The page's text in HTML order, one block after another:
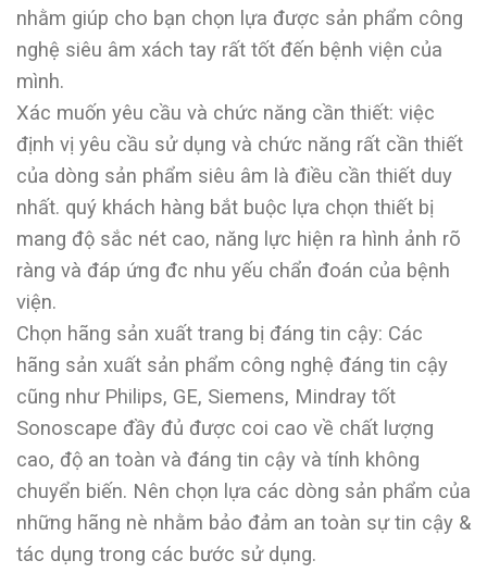
nhằm giúp cho bạn chọn lựa được sản phẩm công
nghệ siêu âm xách tay rất tốt đến bệnh viện của
mình.
Xác muốn yêu cầu và chức năng cần thiết: việc
định vị yêu cầu sử dụng và chức năng rất cần thiết
của dòng sản phẩm siêu âm là điều cần thiết duy
nhất. quý khách hàng bắt buộc lựa chọn thiết bị
mang độ sắc nét cao, năng lực hiện ra hình ảnh rõ
ràng và đáp ứng đc nhu yếu chẩn đoán của bệnh
viện.
Chọn hãng sản xuất trang bị đáng tin cậy: Các
hãng sản xuất sản phẩm công nghệ đáng tin cậy
cũng như Philips, GE, Siemens, Mindray tốt
Sonoscape đầy đủ được coi cao về chất lượng
cao, độ an toàn và đáng tin cậy và tính không
chuyển biến. Nên chọn lựa các dòng sản phẩm của
những hãng nè nhằm bảo đảm an toàn sự tin cậy &
tác dụng trong các bước sử dụng.